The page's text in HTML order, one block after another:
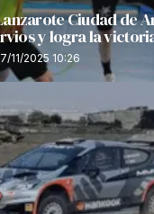
Ciudad de
y logra la
11/2025 10:26